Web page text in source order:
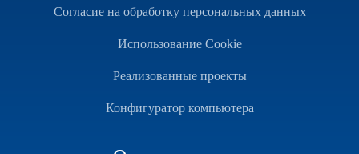
Согласие на обработку персональных данных
Использование Cookie
Реализованные проекты
Конфигуратор компьютера